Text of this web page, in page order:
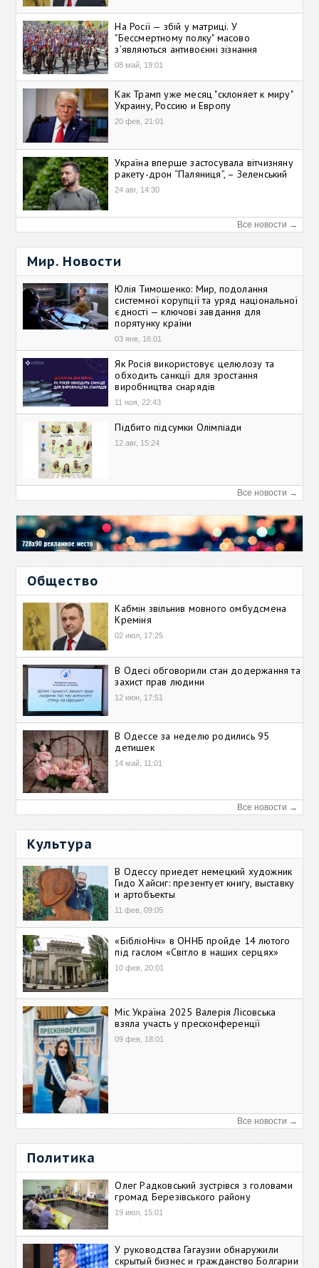
На Росії — збій у матриці. У
"Бессмертному полку" масово
зʼявляються антивоєнні зізнання
08 май, 19:01
Как Трамп уже месяц "склоняет к миру"
Украину, Россию и Европу
20 фев, 21:01
Україна вперше застосувала вітчизняну
ракету-дрон “Паляниця”, – Зеленський
24 авг, 14:30
Все новости →
Мир. Новости
Юлія Тимошенко: Мир, подолання
системної корупції та уряд національної
єдності — ключові завдання для
порятунку країни
03 янв, 16:01
Як Росія використовує целюлозу та
обходить санкції для зростання
виробництва снарядів
11 ноя, 22:43
Підбито підсумки Олімпіади
12 авг, 15:24
Все новости →
Общество
Кабмін звільнив мовного омбудсмена
Креміня
02 июл, 17:25
В Одесі обговорили стан додержання та
захист прав людини
12 июн, 17:51
В Одессе за неделю родились 95
детишек
14 май, 11:01
Все новости →
Культура
В Одессу приедет немецкий художник
Гидо Хайсиг: презентует книгу, выставку
и артобъекты
11 фев, 09:05
«БібліоНіч» в ОННБ пройде 14 лютого
під гаслом «Світло в наших серцях»
10 фев, 20:01
Міс Україна 2025 Валерія Лісовська
взяла участь у пресконференції
09 фев, 18:01
Все новости →
Политика
Олег Радковський зустрівся з головами
громад Березівського району
19 июл, 15:01
У руководства Гагаузии обнаружили
скрытый бизнес и гражданство Болгарии